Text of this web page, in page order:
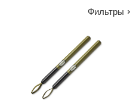
Фильтры